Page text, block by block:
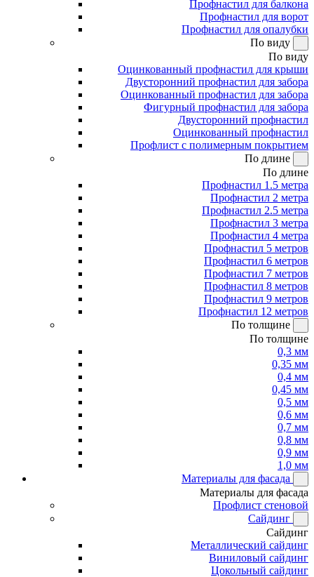
Профнастил для балкона
Профнастил для ворот
Профнастил для опалубки
По виду
По виду
Оцинкованный профнастил для крыши
Двусторонний профнастил для забора
Оцинкованный профнастил для забора
Фигурный профнастил для забора
Двусторонний профнастил
Оцинкованный профнастил
Профлист с полимерным покрытием
По длине
По длине
Профнастил 1.5 метра
Профнастил 2 метра
Профнастил 2.5 метра
Профнастил 3 метра
Профнастил 4 метра
Профнастил 5 метров
Профнастил 6 метров
Профнастил 7 метров
Профнастил 8 метров
Профнастил 9 метров
Профнастил 12 метров
По толщине
По толщине
0,3 мм
0,35 мм
0,4 мм
0,45 мм
0,5 мм
0,6 мм
0,7 мм
0,8 мм
0,9 мм
1,0 мм
Материалы для фасада
Материалы для фасада
Профлист стеновой
Сайдинг
Сайдинг
Металлический сайдинг
Виниловый сайдинг
Цокольный сайдинг